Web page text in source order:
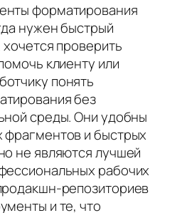
форматирования
нужен быстрый
проверить
клиенту или
понять
без
среды. Они удобны
фрагментов и быстрых
не являются лучшей
рабочих
и те, что